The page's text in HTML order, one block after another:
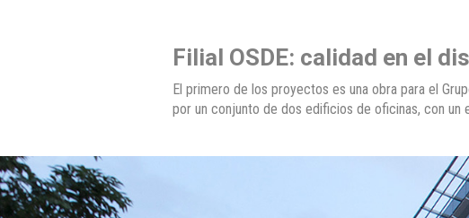
Filial OSDE: calidad en el
El primero de los proyectos es una obra para el
por un conjunto de dos edificios de oficinas, con un